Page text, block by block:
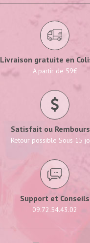
Livraison gratuite en
A partir de 59€
Satisfait ou
Retour possible Sous 15
Support et Conseils
09.72.54.43.02